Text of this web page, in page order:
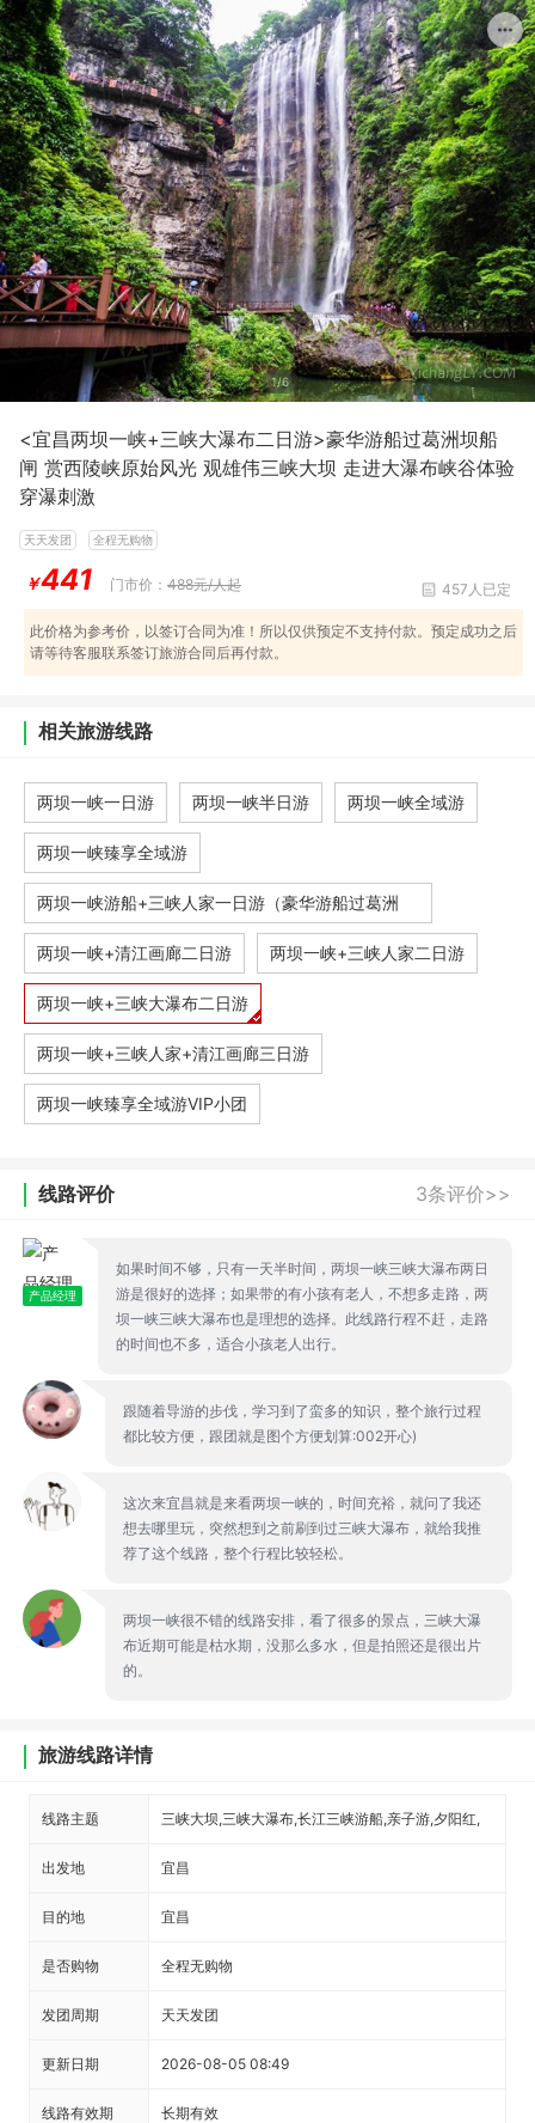
1/6
<宜昌两坝一峡+三峡大瀑布二日游>豪华游船过葛洲坝船
闸 赏西陵峡原始风光 观雄伟三峡大坝 走进大瀑布峡谷体验
穿瀑刺激
天天发团 全程无购物
￥441 门市价： 488元/人起 457人已定
此价格为参考价，以签订合同为准！所以仅供预定不支持付款。预定成功之后
请等待客服联系签订旅游合同后再付款。
相关旅游线路
两坝一峡一日游 两坝一峡半日游 两坝一峡全域游
两坝一峡臻享全域游
两坝一峡游船+三峡人家一日游（豪华游船过葛洲
坝，船
两坝一峡+清江画廊二日游 两坝一峡+三峡人家二日游
两坝一峡+三峡大瀑布二日游
两坝一峡+三峡人家+清江画廊三日游
两坝一峡臻享全域游VIP小团
线路评价 3条评价>>
产品经理
如果时间不够，只有一天半时间，两坝一峡三峡大瀑布两日
游是很好的选择；如果带的有小孩有老人，不想多走路，两
坝一峡三峡大瀑布也是理想的选择。此线路行程不赶，走路
的时间也不多，适合小孩老人出行。
跟随着导游的步伐，学习到了蛮多的知识，整个旅行过程
都比较方便，跟团就是图个方便划算:002开心)
这次来宜昌就是来看两坝一峡的，时间充裕，就问了我还
想去哪里玩，突然想到之前刷到过三峡大瀑布，就给我推
荐了这个线路，整个行程比较轻松。
两坝一峡很不错的线路安排，看了很多的景点，三峡大瀑
布近期可能是枯水期，没那么多水，但是拍照还是很出片
的。
旅游线路详情
线路主题 三峡大坝,三峡大瀑布,长江三峡游船,亲子游,夕阳红,
出发地 宜昌
目的地 宜昌
是否购物 全程无购物
发团周期 天天发团
更新日期 2026-08-05 08:49
线路有效期 长期有效